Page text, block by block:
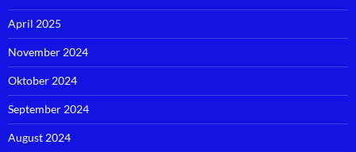
April 2025
November 2024
Oktober 2024
September 2024
August 2024